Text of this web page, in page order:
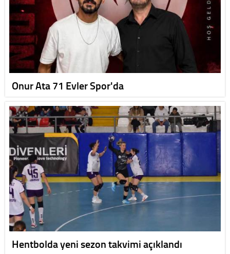
Onur Ata 71 Evler Spor'da
Hentbolda yeni sezon takvimi açıklandı